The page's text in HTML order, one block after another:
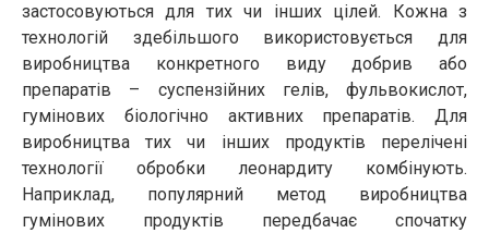
застосовуються для тих чи інших цілей. Кожна з
технологій здебільшого використовується для
виробництва конкретного виду добрив або
препаратів – суспензійних гелів, фульвокислот,
гумінових біологічно активних препаратів. Для
виробництва тих чи інших продуктів перелічені
технології обробки леонардиту комбінують.
Наприклад, популярний метод виробництва
гумінових продуктів передбачає спочатку